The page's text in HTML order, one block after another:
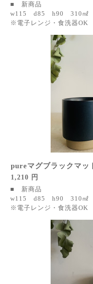
■ 新商品
w115 d85 h90 310㎖
※電子レンジ・食洗器OK
pureマグブラックマッ
1,210 円
■ 新商品
w115 d85 h90 310㎖
※電子レンジ・食洗器OK